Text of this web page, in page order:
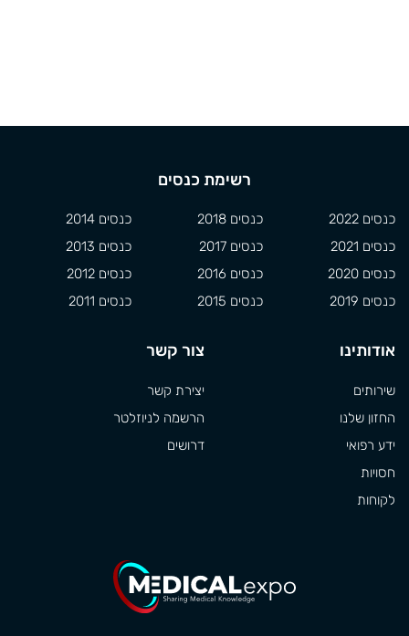
רשימת כנסים
כנסים 2022
כנסים 2021
כנסים 2020
כנסים 2019
כנסים 2018
כנסים 2017
כנסים 2016
כנסים 2015
כנסים 2014
כנסים 2013
כנסים 2012
כנסים 2011
אודותינו
שירותים
החזון שלנו
ידע רפואי
חסויות
לקוחות
צור קשר
יצירת קשר
הרשמה לניוזלטר
דרושים